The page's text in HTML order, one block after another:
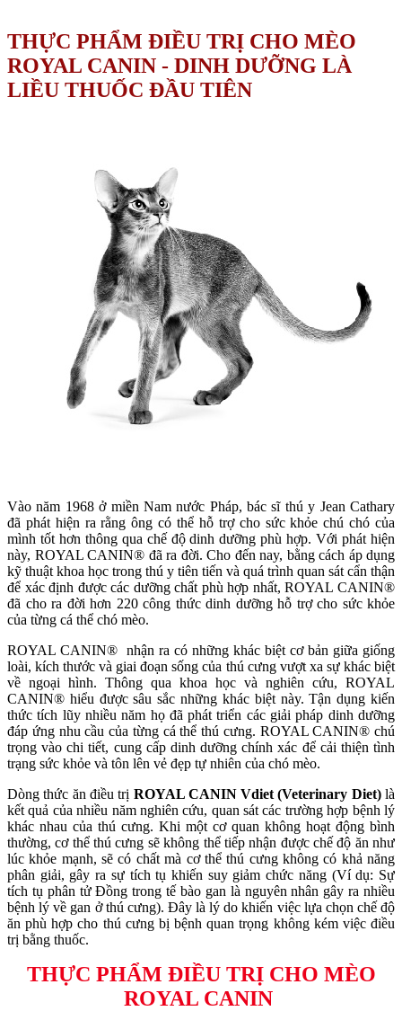
THỰC PHẨM ĐIỀU TRỊ CHO MÈO
ROYAL CANIN - DINH DƯỠNG LÀ
LIỀU THUỐC ĐẦU TIÊN
Vào năm 1968 ở miền Nam nước Pháp, bác sĩ thú y Jean Cathary
đã phát hiện ra rằng ông có thể hỗ trợ cho sức khỏe chú chó của
mình tốt hơn thông qua chế độ dinh dưỡng phù hợp. Với phát hiện
này, ROYAL CANIN® đã ra đời. Cho đến nay, bằng cách áp dụng
kỹ thuật khoa học trong thú y tiên tiến và quá trình quan sát cẩn thận
để xác định được các dưỡng chất phù hợp nhất, ROYAL CANIN®
đã cho ra đời hơn 220 công thức dinh dưỡng hỗ trợ cho sức khỏe
của từng cá thể chó mèo.
ROYAL CANIN® nhận ra có những khác biệt cơ bản giữa giống
loài, kích thước và giai đoạn sống của thú cưng vượt xa sự khác biệt
về ngoại hình. Thông qua khoa học và nghiên cứu, ROYAL
CANIN® hiểu được sâu sắc những khác biệt này. Tận dụng kiến
thức tích lũy nhiều năm họ đã phát triển các giải pháp dinh dưỡng
đáp ứng nhu cầu của từng cá thể thú cưng. ROYAL CANIN® chú
trọng vào chi tiết, cung cấp dinh dưỡng chính xác để cải thiện tình
trạng sức khỏe và tôn lên vẻ đẹp tự nhiên của chó mèo.
Dòng thức ăn điều trị ROYAL CANIN Vdiet (Veterinary Diet)là
kết quả của nhiều năm nghiên cứu, quan sát các trường hợp bệnh lý
khác nhau của thú cưng. Khi một cơ quan không hoạt động bình
thường, cơ thể thú cưng sẽ không thể tiếp nhận được chế độ ăn như
lúc khỏe mạnh, sẽ có chất mà cơ thể thú cưng không có khả năng
phân giải, gây ra sự tích tụ khiến suy giảm chức năng (Ví dụ: Sự
tích tụ phân tử Đồng trong tế bào gan là nguyên nhân gây ra nhiều
bệnh lý về gan ở thú cưng). Đây là lý do khiến việc lựa chọn chế độ
ăn phù hợp cho thú cưng bị bệnh quan trọng không kém việc điều
trị bằng thuốc.
THỰC PHẨM ĐIỀU TRỊ CHO MÈO
ROYAL CANIN